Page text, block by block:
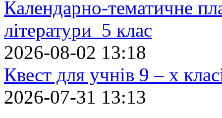
Календарно-тематичне
літератури 5 клас
2026-08-02 13:18
Квест для учнів 9 – х
2026-07-31 13:13